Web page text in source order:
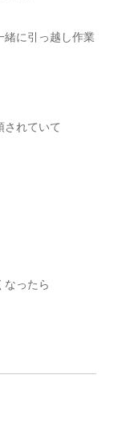
に引っ越し作業
されていて
なったら